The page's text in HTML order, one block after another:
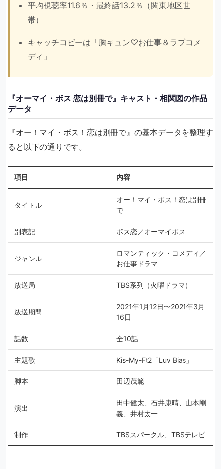
平均視聴率11.6％・最終話13.2％（関東地区世
帯）
キャッチコピーは「胸キュン♡お仕事＆ラブコメ
ディ」
『オーマイ・ボス 恋は別冊で』キャスト・相関図の作品
データ
『オー！マイ・ボス！恋は別冊で』の基本データを整理す
ると以下の通りです。
項目 内容
タイトル
オー！マイ・ボス！恋は別冊
で
別表記 ボス恋／オーマイボス
ジャンル
ロマンティック・コメディ／
お仕事ドラマ
放送局 TBS系列（火曜ドラマ）
放送期間
2021年1月12日〜2021年3月
16日
話数 全10話
主題歌 Kis-My-Ft2「Luv Bias」
脚本 田辺茂範
演出
田中健太、石井康晴、山本剛
義、井村太一
制作 TBSスパークル、TBSテレビ